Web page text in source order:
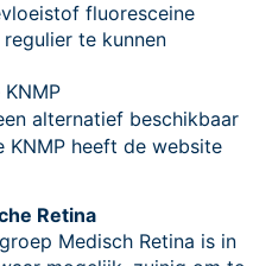
fluoresceine
te kunnen
alternatief beschikbaar
KNMP heeft de website
Retina
Medisch Retina is in